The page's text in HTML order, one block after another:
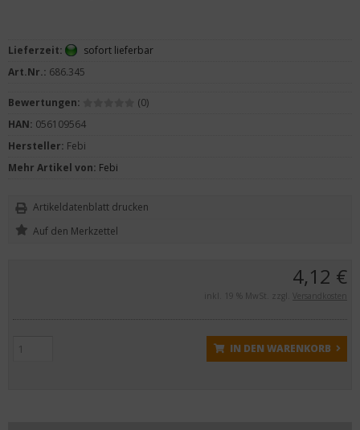
4,12 €
inkl. 19 % MwSt. zzgl. Versandkosten
IN DEN WARENKORB
Lieferzeit:
sofort lieferbar
Art.Nr.: 686.345
Bewertungen:
(0)
HAN: 056109564
Hersteller: Febi
Mehr Artikel von: Febi
Artikeldatenblatt drucken